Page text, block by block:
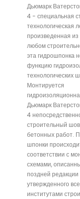
Дьюмарк
4 - специальная
технологическая
произведенная
любом
эта гидрошпонка
функцию
технологических
Монтируется
Дьюмарк
4
строительный
бетонных работ.
шпонки
соответствии с
схемами,
поздней
утвержденного
институтами